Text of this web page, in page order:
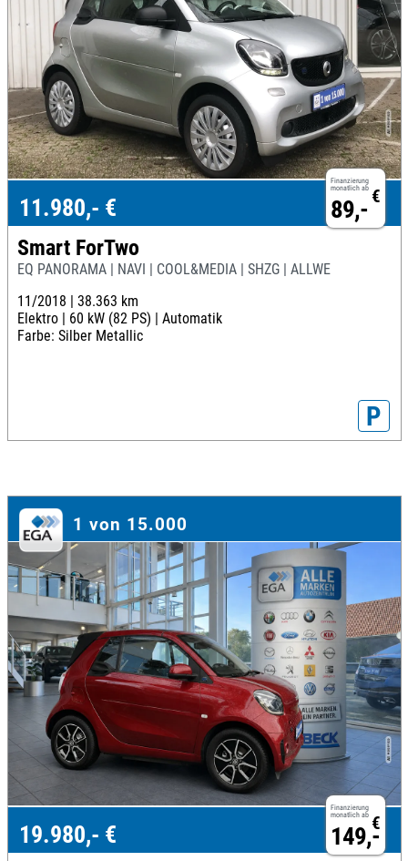
Finanzierung
monatlich ab €
89,-
11.980,- €
Smart ForTwo
EQ PANORAMA | NAVI | COOL&MEDIA | SHZG | ALLWE
11/2018 | 38.363 km
Elektro | 60 kW (82 PS) | Automatik
Farbe: Silber Metallic
P
1 von 15.000
Finanzierung
monatlich ab €
149,-
19.980,- €